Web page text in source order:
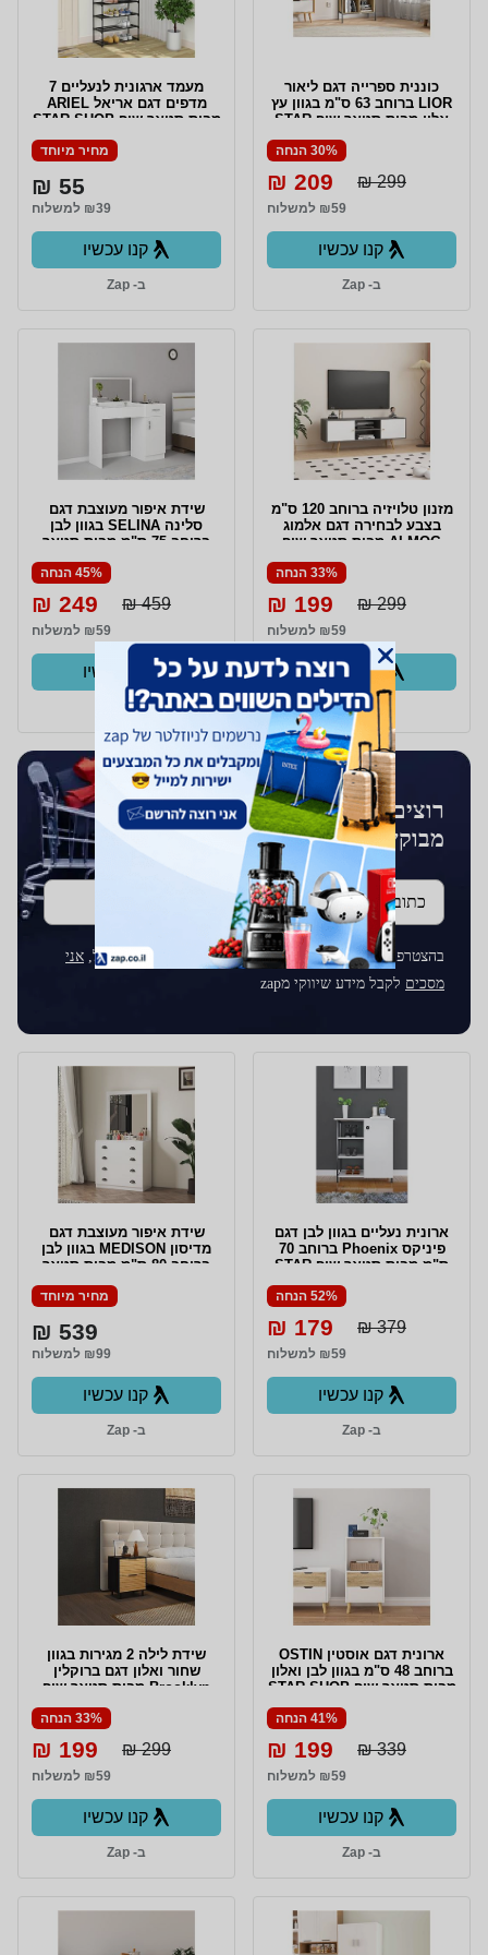
כוננית ספרייה דגם ליאור
LIOR ברוחב 63 ס"מ בגוון עץ
אלון מבית סטאר שופ STAR
SHOP
30% הנחה
299 ₪
209 ₪
₪59 למשלוח
קנו עכשיו
ב- Zap
מעמד ארגונית לנעליים 7
מדפים דגם אריאל ARIEL
מבית סטאר שופ STAR SHOP
מחיר מיוחד
55 ₪
₪39 למשלוח
קנו עכשיו
ב- Zap
מזנון טלויזיה ברוחב 120 ס"מ
בצבע לבחירה דגם אלמוג
ALMOG מבית סטאר שופ
STAR SHOP
33% הנחה
299 ₪
199 ₪
₪59 למשלוח
קנו עכשיו
ב- Zap
שידת איפור מעוצבת דגם
סלינה SELINA בגוון לבן
ברוחב 75 ס"מ מבית סטאר
45% הנחה
459 ₪
249 ₪
₪59 למשלוח
קנו עכשיו
ב- Zap
רוצים לקבל עדכונים על מוצרים
מבוקשים?
כתובת דוא''ל
בהצטרפותך לרשימת התפוצה על ידי הכנסת כתובת הדוא"ל, אני
מסכים לקבל מידע שיווקי מzap
ארונית נעליים בגוון לבן דגם
פיניקס Phoenix ברוחב 70
ס"מ מבית סטאר שופ STAR
SHOP
52% הנחה
379 ₪
179 ₪
₪59 למשלוח
קנו עכשיו
ב- Zap
שידת איפור מעוצבת דגם
מדיסון MEDISON בגוון לבן
ברוחב 80 ס"מ מבית סטאר
מחיר מיוחד
539 ₪
₪99 למשלוח
קנו עכשיו
ב- Zap
ארונית דגם אוסטין OSTIN
ברוחב 48 ס"מ בגוון לבן ואלון
מבית סטאר שופ STAR SHOP
41% הנחה
339 ₪
199 ₪
₪59 למשלוח
קנו עכשיו
ב- Zap
שידת לילה 2 מגירות בגוון
שחור ואלון דגם ברוקלין
Brooklyn מבית סטאר שופ
STAR SHOP
33% הנחה
299 ₪
199 ₪
₪59 למשלוח
קנו עכשיו
ב- Zap